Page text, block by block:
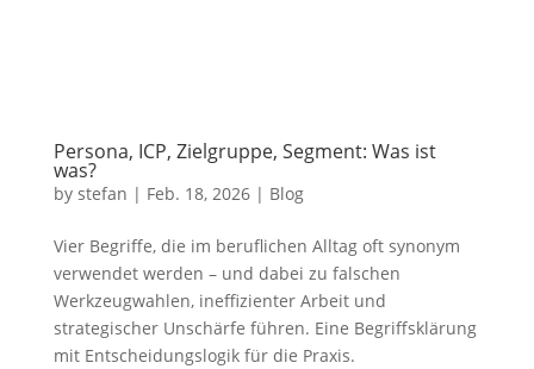
Persona, ICP, Zielgruppe, Segment: Was ist
was?
by stefan | Feb. 18, 2026| Blog
Vier Begriffe, die im beruflichen Alltag oft synonym
verwendet werden – und dabei zu falschen
Werkzeugwahlen, ineffizienter Arbeit und
strategischer Unschärfe führen. Eine Begriffsklärung
mit Entscheidungslogik für die Praxis.